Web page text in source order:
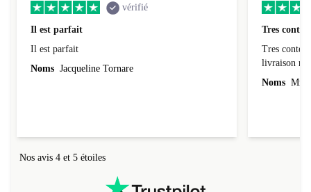
vérifié
Il est parfait
Il est parfait
Noms Jacqueline Tornare
Tres
Tres
Noms
Nos avis 4 et 5 étoiles